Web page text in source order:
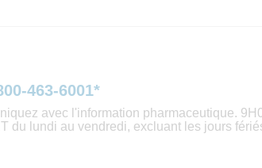
463-6001*
avec l'information pharmaceutique.
du lundi au vendredi, excluant les jours